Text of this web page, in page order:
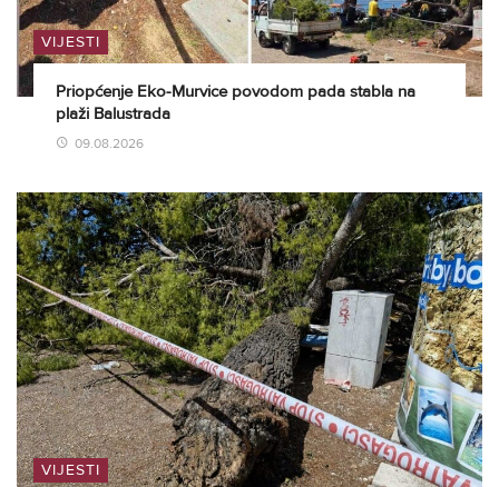
VIJESTI
Priopćenje Eko-Murvice povodom pada stabla na
plaži Balustrada
09.08.2026
VIJESTI